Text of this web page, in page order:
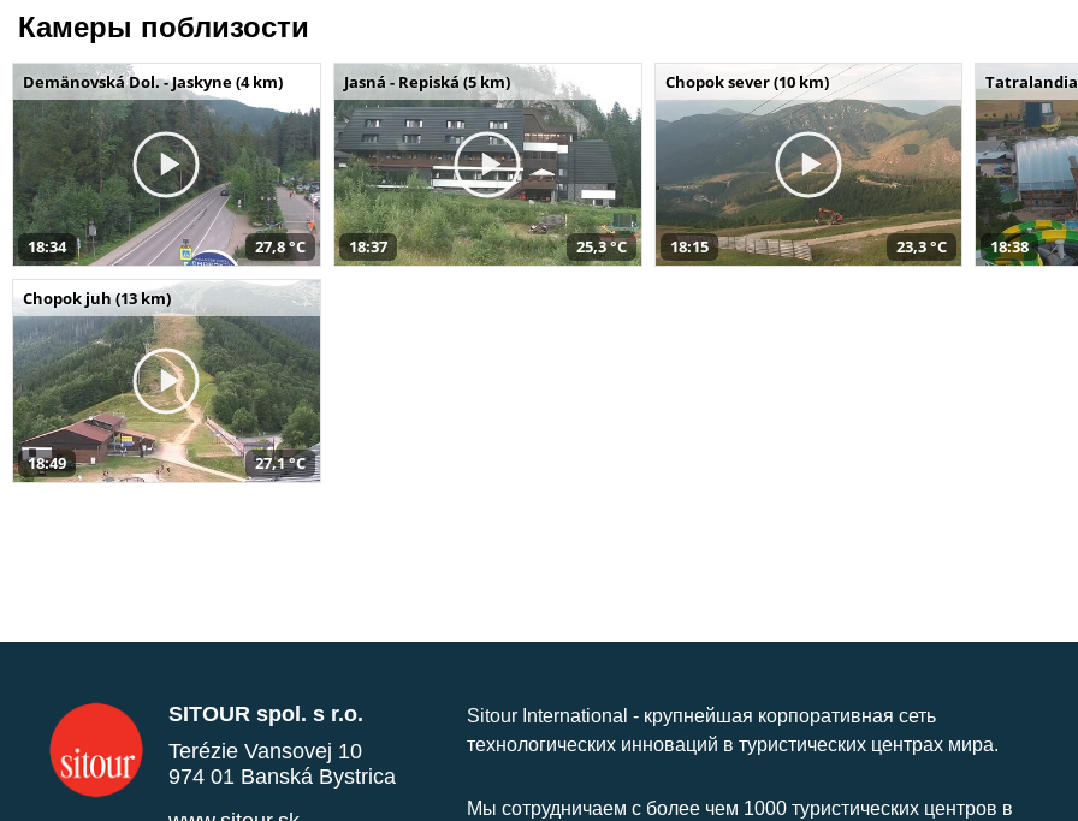
Камеры поблизости
Demänovská Dol. - Jaskyne (4 km)
18:34 27,8 °C
Jasná - Repiská (5 km)
18:37 25,3 °C
Chopok sever (10 km)
18:15 23,3 °C 18:38
Chopok juh (13 km)
18:49 27,1 °C
SITOUR spol. s r.o.
Terézie Vansovej 10
974 01 Banská Bystrica
Sitour International - крупнейшая корпоративная сеть
технологических инноваций в туристических центрах мира.
Мы сотрудничаем с более чем 1000 туристических центров в